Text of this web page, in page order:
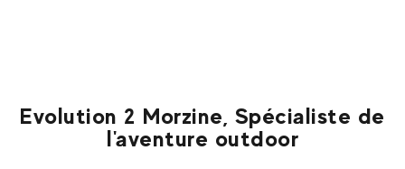
Evolution 2 Morzine, Spécialiste de
l'aventure outdoor